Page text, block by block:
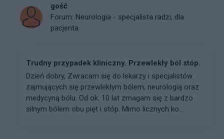
gość
Forum: Neurologia - specjalista radzi, dla
pacjenta
Trudny przypadek kliniczny. Przewlekły ból stóp.
Dzień dobry, Zwracam się do lekarzy i specjalistów
zajmujących się przewlekłym bólem, neurologią oraz
medycyną bólu. Od ok. 10 lat zmagam się z bardzo
silnym bólem obu pięt i stóp. Mimo licznych ko...